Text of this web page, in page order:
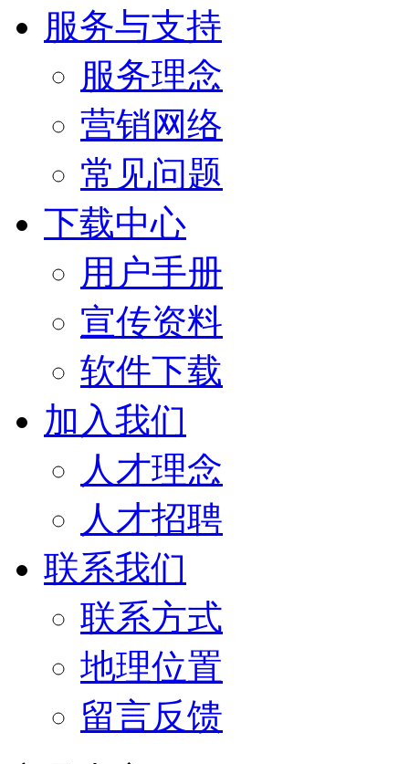
服务与支持
服务理念
营销网络
常见问题
下载中心
用户手册
宣传资料
软件下载
加入我们
人才理念
人才招聘
联系我们
联系方式
地理位置
留言反馈